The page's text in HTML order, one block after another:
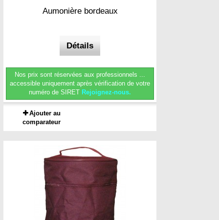
Aumonière bordeaux
Détails
Nos prix sont réservées aux professionnels ...
accessible uniquement après vérification de votre
numéro de SIRET Rejoignez-nous.
Ajouter au
comparateur